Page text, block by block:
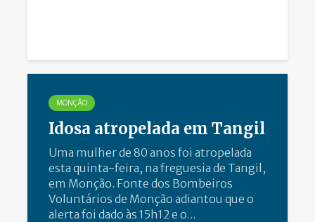
MONÇÃO
Idosa atropelada em Tangil
Uma mulher de 80 anos foi atropelada
esta quinta-feira, na freguesia de Tangil,
em Monção. Fonte dos Bombeiros
Voluntários de Monção adiantou que o
alerta foi dado às 15h12 e o...